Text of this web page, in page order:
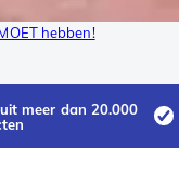
hebben!
meer dan 20.000